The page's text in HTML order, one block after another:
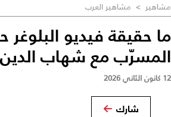
مشاهير > مشاهير العرب
ما حقيقة فيديو البلوغر
المسرّب مع شهاب
12 كانون الثاني 2026
شارك